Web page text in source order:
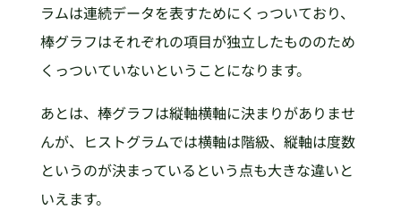
ラムは連続データを表すためにくっついており、
棒グラフはそれぞれの項目が独立したもののため
くっついていないということになります。
あとは、棒グラフは縦軸横軸に決まりがありませ
んが、ヒストグラムでは横軸は階級、縦軸は度数
というのが決まっているという点も大きな違いと
いえます。